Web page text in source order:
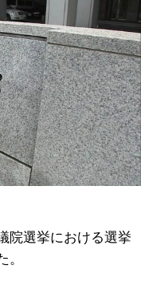
院選挙における選挙